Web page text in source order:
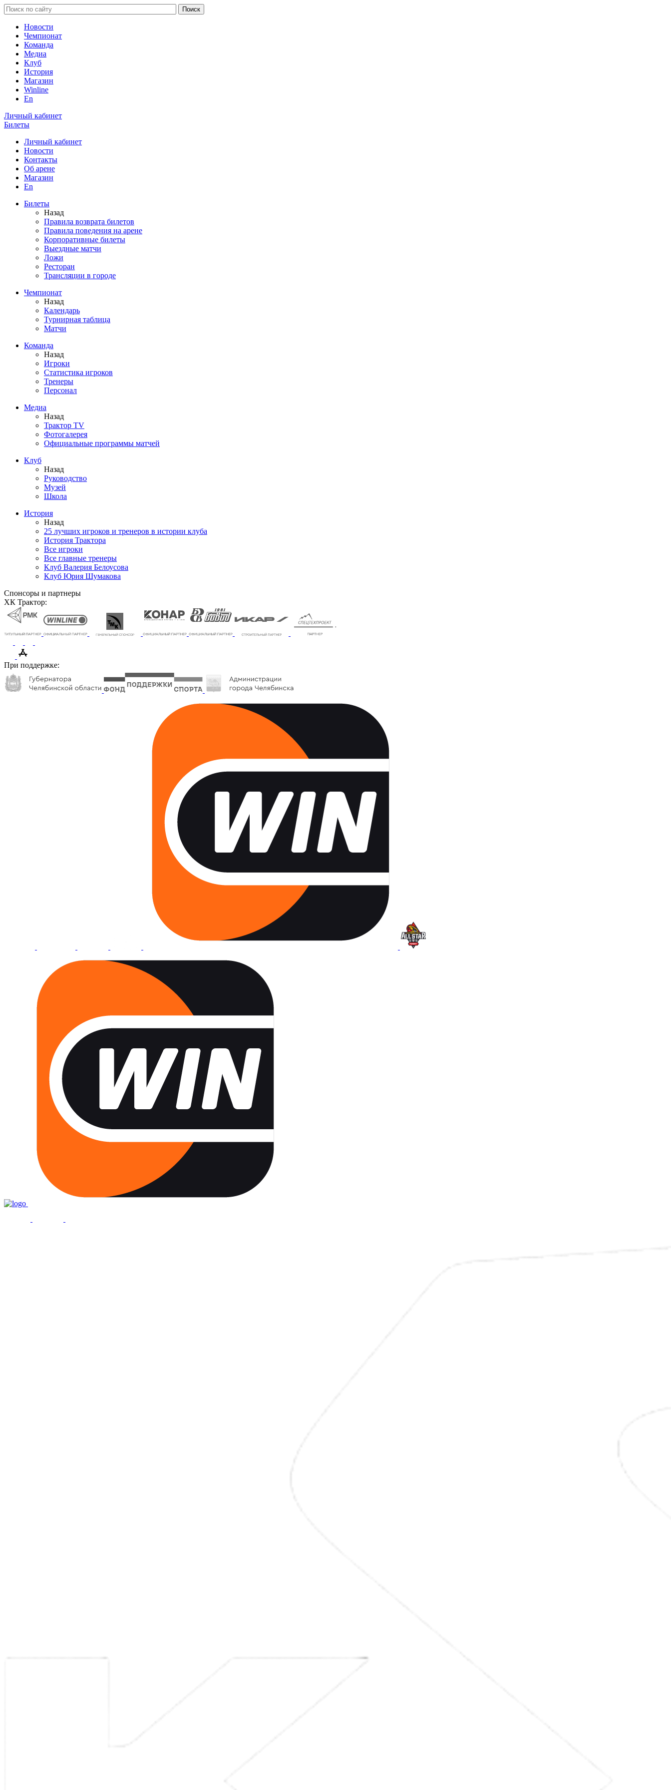
Новости
Чемпионат
Команда
Медиа
Клуб
История
Магазин
Winline
En
Личный кабинет
Билеты
Личный кабинет
Новости
Контакты
Об арене
Магазин
En
Билеты
Назад
Правила возврата билетов
Правила поведения на арене
Корпоративные билеты
Выездные матчи
Ложи
Ресторан
Трансляции в городе
Чемпионат
Назад
Календарь
Турнирная таблица
Матчи
Команда
Назад
Игроки
Статистика игроков
Тренеры
Персонал
Медиа
Назад
Трактор TV
Фотогалерея
Официальные программы матчей
Клуб
Назад
Руководство
Музей
Школа
История
Назад
25 лучших игроков и тренеров в истории клуба
История Трактора
Все игроки
Все главные тренеры
Клуб Валерия Белоусова
Клуб Юрия Шумакова
Спонсоры и партнеры
ХК Трактор:
При поддержке: